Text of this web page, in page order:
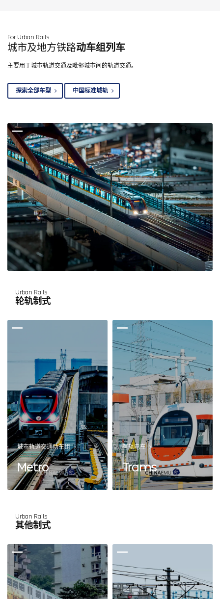
For Urban Rails
城市及地方铁路动车组列车
主要用于城市轨道交通及毗邻城市间的轨道交通。
探索全部车型 中国标准城轨
Urban Rails
轮轨制式
城市轨道交通动车组
Metro
有轨电车
Trams
Urban Rails
其他制式